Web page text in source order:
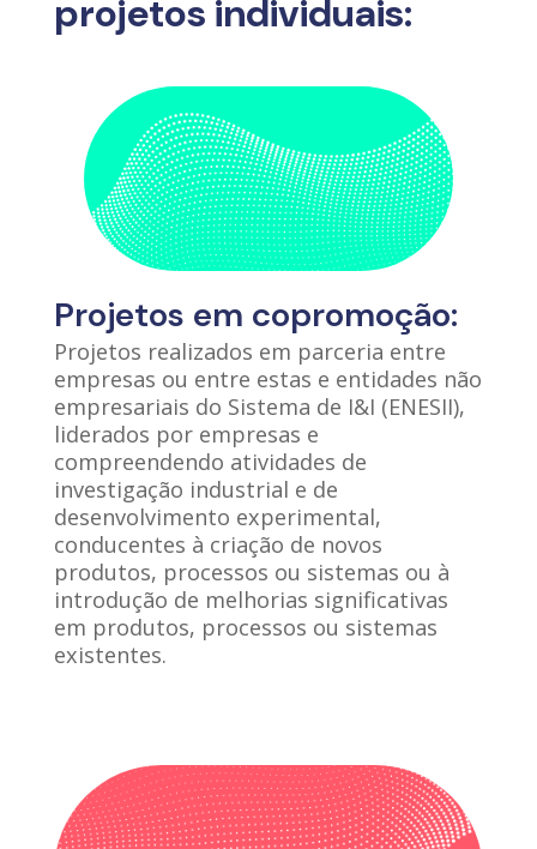
projetos individuais:
Projetos em copromoção:
Projetos realizados em parceria entre
empresas ou entre estas e entidades não
empresariais do Sistema de I&I (ENESII),
liderados por empresas e
compreendendo atividades de
investigação industrial e de
desenvolvimento experimental,
conducentes à criação de novos
produtos, processos ou sistemas ou à
introdução de melhorias significativas
em produtos, processos ou sistemas
existentes.